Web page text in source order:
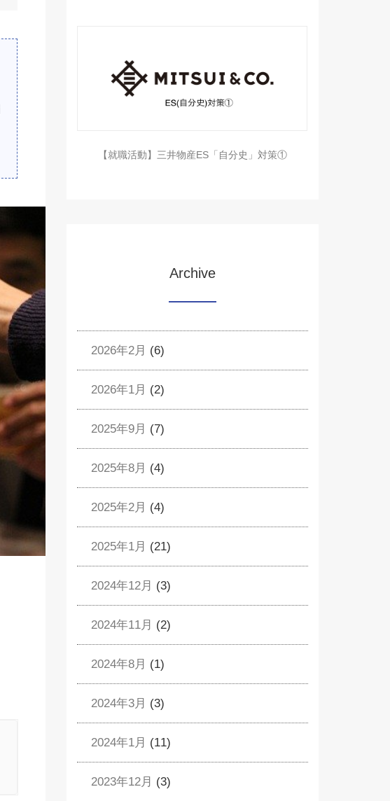
【就職活動】三井物産ES「自分史」対策①
Archive
2026年2月 (6)
2026年1月 (2)
2025年9月 (7)
2025年8月 (4)
2025年2月 (4)
2025年1月 (21)
2024年12月 (3)
2024年11月 (2)
2024年8月 (1)
2024年3月 (3)
2024年1月 (11)
2023年12月 (3)